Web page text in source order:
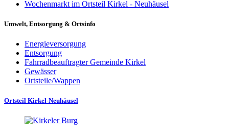
Wochenmarkt im Ortsteil Kirkel - Neuhäusel
Umwelt, Entsorgung & Ortsinfo
Energieversorgung
Entsorgung
Fahrradbeauftragter Gemeinde Kirkel
Gewässer
Ortsteile/Wappen
Ortsteil Kirkel-Neuhäusel